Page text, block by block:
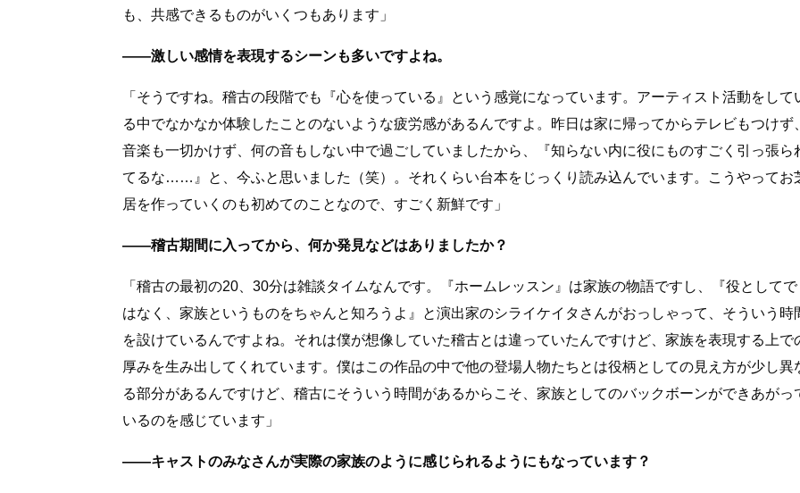
も、共感できるものがいくつもあります」
――激しい感情を表現するシーンも多いですよね。
「そうですね。稽古の段階でも『心を使っている』という感覚になっています。アーティスト活動をして
る中でなかなか体験したことのないような疲労感があるんですよ。昨日は家に帰ってからテレビもつけず、
音楽も一切かけず、何の音もしない中で過ごしていましたから、『知らない内に役にものすごく引っ張ら
てるな……』と、今ふと思いました（笑）。それくらい台本をじっくり読み込んでいます。こうやってお
居を作っていくのも初めてのことなので、すごく新鮮です」
――稽古期間に入ってから、何か発見などはありましたか？
「稽古の最初の20、30分は雑談タイムなんです。『ホームレッスン』は家族の物語ですし、『役としてで
はなく、家族というものをちゃんと知ろうよ』と演出家のシライケイタさんがおっしゃって、そういう時
を設けているんですよね。それは僕が想像していた稽古とは違っていたんですけど、家族を表現する上で
厚みを生み出してくれています。僕はこの作品の中で他の登場人物たちとは役柄としての見え方が少し異
る部分があるんですけど、稽古にそういう時間があるからこそ、家族としてのバックボーンができあがっ
いるのを感じています」
――キャストのみなさんが実際の家族のように感じられるようにもなっています？